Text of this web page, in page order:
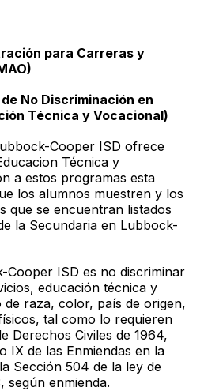
para Carreras y
No Discriminación en
Técnica y Vocacional)
Cooper ISD ofrece
Técnica y
a estos programas esta
los alumnos muestren y los
que se encuentran listados
la Secundaria en Lubbock-
Cooper ISD es no discriminar
educación técnica y
raza, color, país de origen,
tal como lo requieren
Derechos Civiles de 1964,
IX de las Enmiendas en la
Sección 504 de la ley de
según enmienda.